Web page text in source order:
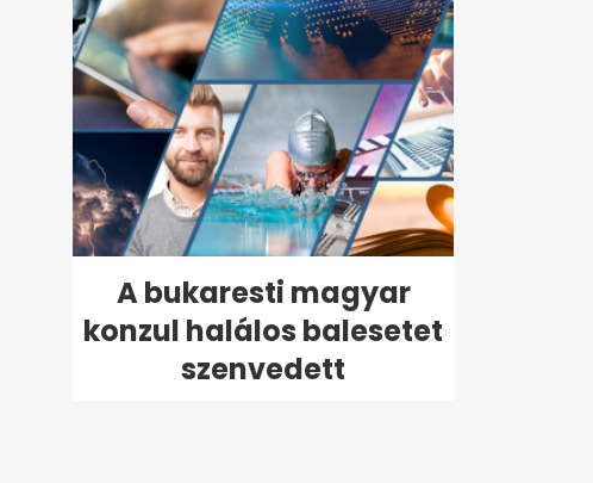
A bukaresti magyar
konzul halálos balesetet
szenvedett